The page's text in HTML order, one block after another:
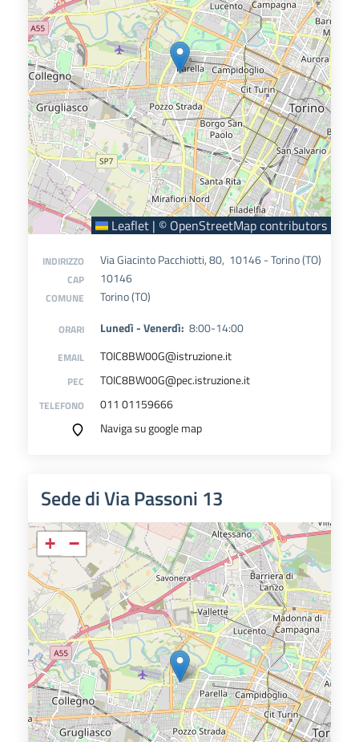
Leaflet | © OpenStreetMapcontributors
INDIRIZZO Via Giacinto Pacchiotti, 80, 10146 - Torino (TO)
CAP 10146
COMUNE Torino (TO)
ORARI Lunedì - Venerdì: 8:00-14:00
EMAIL TOIC8BW00G@istruzione.it
PEC TOIC8BW00G@pec.istruzione.it
TELEFONO
011 01159666
Naviga su google map
Sede di Via Passoni 13
+ −